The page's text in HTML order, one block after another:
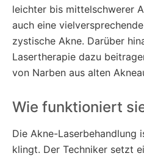
leichter bis mittelschwerer
auch eine
zystische Akne. Darüber
Lasertherapie dazu
von Narben aus alten
Wie funktioniert
Die Akne-Laserbehandlung
klingt. Der Techniker setzt